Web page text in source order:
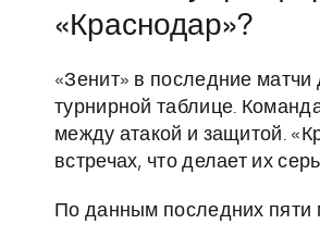
«Краснодар»?
«Зенит» в последние матчи
турнирной таблице.
между атакой и защитой.
встречах, что делает их
По данным последних пяти